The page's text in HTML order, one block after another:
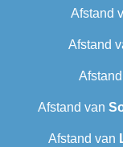
Afstand
Afstand
Afstand van
Afstand van